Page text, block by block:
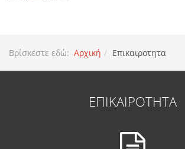
Βρίσκεστε εδώ: Αρχική Επικαιροτητα
ΕΠΙΚΑΙΡΟΤΗΤΑ